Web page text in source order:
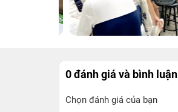
0 đánh giá và bình luận
Chọn đánh giá của bạn